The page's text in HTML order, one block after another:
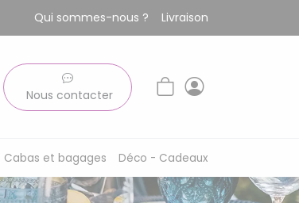
Qui sommes-nous ? Livraison
Nous contacter
Cabas et bagages Déco - Cadeaux